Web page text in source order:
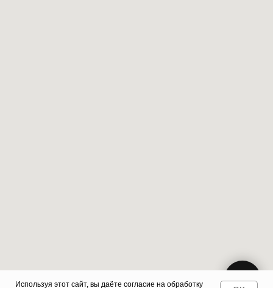
Используя этот сайт, вы даёте согласие на обработку